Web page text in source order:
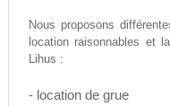
Nous proposons
location raisonnables et
Lihus :
- location de grue